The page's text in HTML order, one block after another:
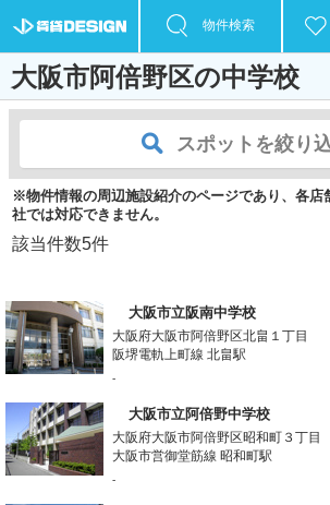
物件検索
大阪市阿倍野区の中学校
スポットを絞り
※物件情報の周辺施設紹介のページであり、各店
社では対応できません。
該当件数5件
大阪市立阪南中学校
大阪府大阪市阿倍野区北畠１丁目
阪堺電軌上町線 北畠駅
-
大阪市立阿倍野中学校
大阪府大阪市阿倍野区昭和町３丁目
大阪市営御堂筋線 昭和町駅
-